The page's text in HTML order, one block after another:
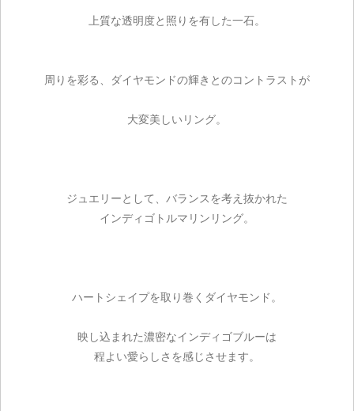
上質な透明度と照りを有した一石。
周りを彩る、ダイヤモンドの輝きとのコントラストが
大変美しいリング。
ジュエリーとして、バランスを考え抜かれた
インディゴトルマリンリング。
ハートシェイプを取り巻くダイヤモンド。
映し込まれた濃密なインディゴブルーは
程よい愛らしさを感じさせます。
カートを見る
お買い物を続ける